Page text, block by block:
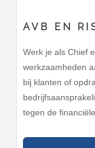
AVB EN
Werk je als Chief
werkzaamheden
bij klanten of
tegen de